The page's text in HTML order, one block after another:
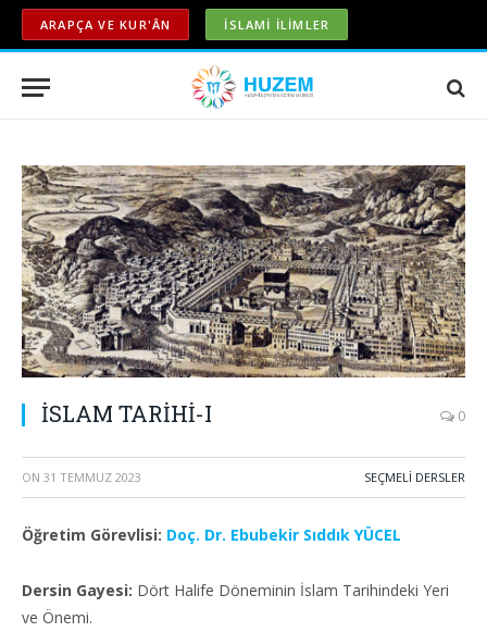
ARAPÇA VE KUR'ÂN İSLAMİ İLİMLER
İSLAM TARİHİ-I 0
ON 31 TEMMUZ 2023 SEÇMELİ DERSLER
Öğretim Görevlisi: Doç. Dr. Ebubekir Sıddık YÜCEL
Dersin Gayesi: Dört Halife Döneminin İslam Tarihindeki Yeri
ve Önemi.